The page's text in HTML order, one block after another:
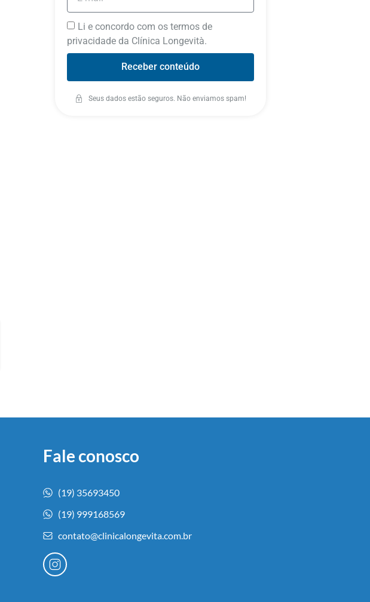
Li e concordo com os termos de
privacidade da Clínica Longevità.
Receber conteúdo
Seus dados estão seguros. Não enviamos spam!
Fale conosco
(19) 35693450
(19) 999168569
contato@clinicalongevita.com.br